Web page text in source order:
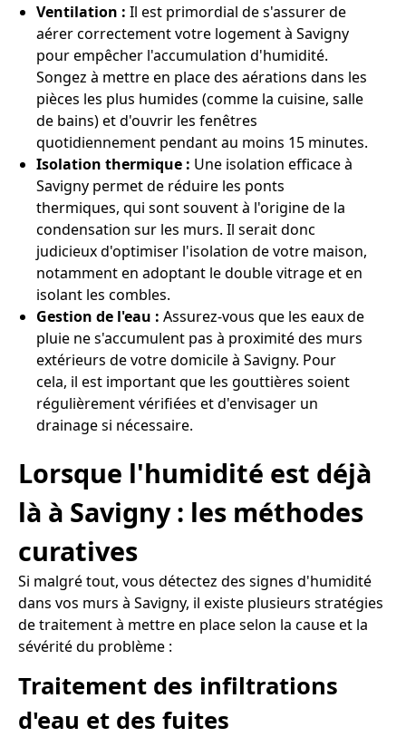
Ventilation : Il est primordial de s'assurer de
aérer correctement votre logement à Savigny
pour empêcher l'accumulation d'humidité.
Songez à mettre en place des aérations dans les
pièces les plus humides (comme la cuisine, salle
de bains) et d'ouvrir les fenêtres
quotidiennement pendant au moins 15 minutes.
Isolation thermique : Une isolation efficace à
Savigny permet de réduire les ponts
thermiques, qui sont souvent à l'origine de la
condensation sur les murs. Il serait donc
judicieux d'optimiser l'isolation de votre maison,
notamment en adoptant le double vitrage et en
isolant les combles.
Gestion de l'eau : Assurez-vous que les eaux de
pluie ne s'accumulent pas à proximité des murs
extérieurs de votre domicile à Savigny. Pour
cela, il est important que les gouttières soient
régulièrement vérifiées et d'envisager un
drainage si nécessaire.
Lorsque l'humidité est déjà
là à Savigny : les méthodes
curatives
Si malgré tout, vous détectez des signes d'humidité
dans vos murs à Savigny, il existe plusieurs stratégies
de traitement à mettre en place selon la cause et la
sévérité du problème :
Traitement des infiltrations
d'eau et des fuites